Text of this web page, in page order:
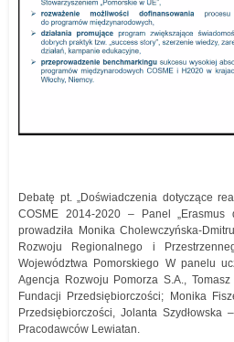
Debatę pt. „Doświadczenia dotyczące
COSME 2014-2020 – Panel „Erasmus
prowadziła Monika Cholewczyńska-
Rozwoju Regionalnego i
Województwa Pomorskiego W panelu
Agencja Rozwoju Pomorza S.A.,
Fundacji Przedsiębiorczości; Monika
Przedsiębiorczości, Jolanta Szydłowska
Pracodawców Lewiatan.